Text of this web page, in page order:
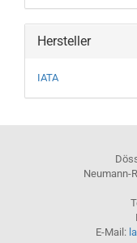
Hersteller
IATA
Neumann-
E-Mail: